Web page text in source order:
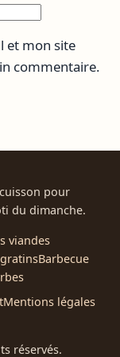
et mon site
commentaire.
pour
du dimanche.
viandes
Barbecue
Mentions légales
réservés.